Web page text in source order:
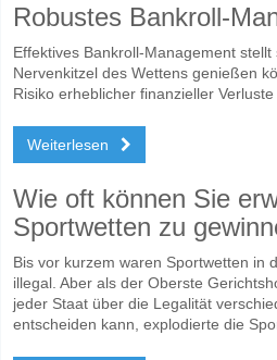
Robustes Bankroll-
Effektives Bankroll-Management stellt
Nervenkitzel des Wettens genießen
Risiko erheblicher finanzieller Verluste
Weiterlesen
Wie oft können Sie
Sportwetten zu
Bis vor kurzem waren Sportwetten in
illegal. Aber als der Oberste
jeder Staat über die Legalität
entscheiden kann, explodierte die